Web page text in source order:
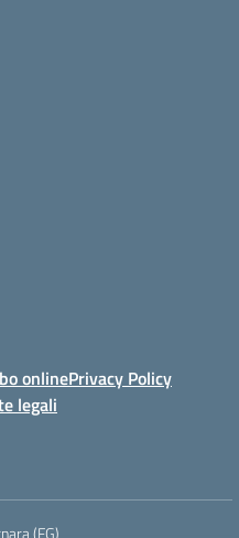
onlinePrivacy Policy
legali
(FG)